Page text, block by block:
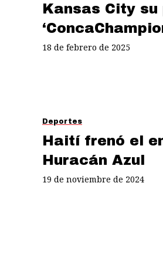
Kansas City
18 de febrero de 2025
Deportes
Haití frenó el
Huracán Azul
19 de noviembre de 2024